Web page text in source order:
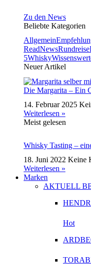
Zu den News
Beliebte Kategorien
Allgemein
ReadNewsRundreise
5Whisky
Neuer Artikel
Die Margarita – Ein
14. Februar 2025
Weiterlesen »
Meist gelesen
Whisky Tasting –
18. Juni 2022 Keine
Weiterlesen »
Marken
AKTUELL
Hot